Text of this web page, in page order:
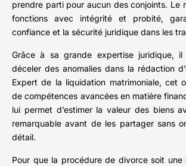
prendre parti pour aucun des conjoints. Le
fonctions avec intégrité et probité,
confiance et la sécurité juridique dans les
Grâce à sa grande expertise juridique, il
déceler des anomalies dans la rédaction
Expert de la liquidation matrimoniale, cet
de compétences avancées en matière
lui permet d’estimer la valeur des biens
remarquable avant de les partager sans
détail.
Pour que la procédure de divorce soit une